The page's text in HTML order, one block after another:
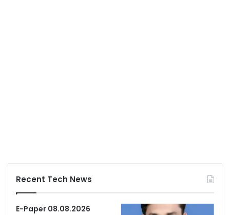
Recent Tech News
E-Paper 08.08.2026